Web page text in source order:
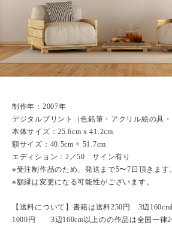
制作年：2007年
デジタルプリント（色鉛筆・アクリル絵の具・
本体サイズ：25.6cm x 41.2cm
額サイズ：40.5cm × 51.7cm
エディション：2／50 サイン有り
※受注制作品のため、発送まで5〜7日頂きます
※額縁は変更になる可能性がございます。
【送料について】書籍は送料250円 3辺
1000円 3辺160cm以上のの作品は全国一律